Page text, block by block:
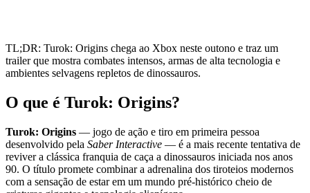
TL;DR: Turok: Origins chega ao Xbox neste outono e traz um
trailer que mostra combates intensos, armas de alta tecnologia e
ambientes selvagens repletos de dinossauros.
O que é Turok: Origins?
Turok: Origins — jogo de ação e tiro em primeira pessoa
desenvolvido pela Saber Interactive — é a mais recente tentativa de
reviver a clássica franquia de caça a dinossauros iniciada nos anos
90. O título promete combinar a adrenalina dos tiroteios modernos
com a sensação de estar em um mundo pré-histórico cheio de